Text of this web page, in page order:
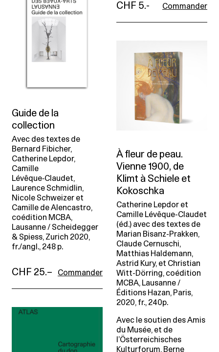
CHF 5.- Commander
Guide de la
collection
Avec des textes de
Bernard Fibicher,
Catherine Lepdor,
Camille
Lévêque‑Claudet,
Laurence Schmidlin,
Nicole Schweizer et
Camille de Alencastro,
coédition MCBA,
Lausanne / Scheidegger
& Spiess, Zurich 2020,
fr./angl., 248 p.
CHF 25.– Commander
À fleur de peau.
Vienne 1900, de
Klimt à Schiele et
Kokoschka
Catherine Lepdor et
Camille Lévêque-Claudet
(éd.) avec des textes de
Marian Bisanz-Prakken,
Claude Cernuschi,
Matthias Haldemann,
Astrid Kury, et Christian
Witt-Dörring, coédition
MCBA, Lausanne /
Éditions Hazan, Paris,
2020, fr., 240p.
Avec le soutien des Amis
du Musée, et de
l’Österreichisches
Kulturforum, Berne